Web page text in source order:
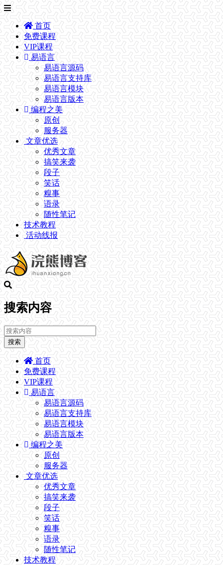
首页
免费课程
VIP课程
易语言
易语言源码
易语言支持库
易语言模块
易语言版本
编程之美
原创
服务器
文章优选
优秀文章
搞笑来袭
段子
笑话
糗事
语录
随性笔记
技术教程
活动线报
搜索内容
搜索
首页
免费课程
VIP课程
易语言
易语言源码
易语言支持库
易语言模块
易语言版本
编程之美
原创
服务器
文章优选
优秀文章
搞笑来袭
段子
笑话
糗事
语录
随性笔记
技术教程